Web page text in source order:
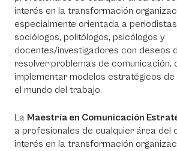
interés en la transformación
especialmente orientada a
sociólogos, politólogos, psicólogos y
docentes/investigadores con deseos
resolver problemas de comunicación,
implementar modelos estratégicos de
el mundo del trabajo.
La Maestría en Comunicación
a profesionales de cualquier área del
interés en la transformación